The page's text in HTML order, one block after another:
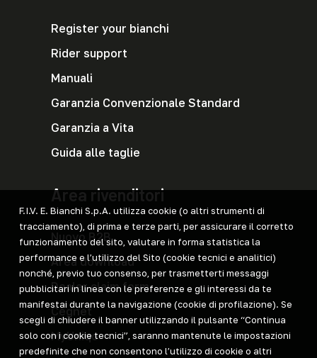
Register your bianchi
Rider support
Manuali
Garanzia Convenzionale Standard
Garanzia a Vita
Guida alle taglie
Area rivenditori
Nuovo B2B
Area download
Dealer claim form
Cegnet
MyUniqo
F.I.V. E. Bianchi S.p.A. utilizza cookie (o altri strumenti di
tracciamento), di prima e terze parti, per assicurare il corretto
funzionamento del sito, valutare in forma statistica la
performance e l’utilizzo del Sito (cookie tecnici e analitici)
nonché, previo tuo consenso, per trasmetterti messaggi
pubblicitari in linea con le preferenze e gli interessi da te
manifestai durante la navigazione (cookie di profilazione). Se
scegli di chiudere il banner utilizzando il pulsante “Continua
solo con i cookie tecnici”, saranno mantenute le impostazioni
predefinite che non consentono l’utilizzo di cookie o altri